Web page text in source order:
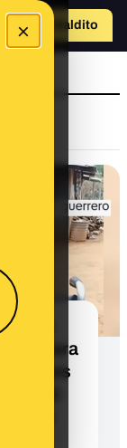
×
Hazte Maldito
sin
para
real: